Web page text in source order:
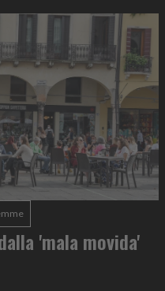
'mala movida'